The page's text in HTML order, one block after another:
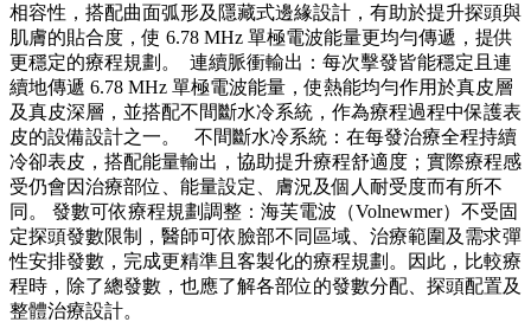
相容性，搭配曲面弧形及隱藏式邊緣設計，有助於提升探頭與
肌膚的貼合度，使 6.78 MHz 單極電波能量更均勻傳遞，提供
更穩定的療程規劃。 連續脈衝輸出：每次擊發皆能穩定且連
續地傳遞 6.78 MHz 單極電波能量，使熱能均勻作用於真皮層
及真皮深層，並搭配不間斷水冷系統，作為療程過程中保護表
皮的設備設計之一。 不間斷水冷系統：在每發治療全程持續
冷卻表皮，搭配能量輸出，協助提升療程舒適度；實際療程感
受仍會因治療部位、能量設定、膚況及個人耐受度而有所不
同。 發數可依療程規劃調整：海芙電波（Volnewmer）不受固
定探頭發數限制，醫師可依臉部不同區域、治療範圍及需求彈
性安排發數，完成更精準且客製化的療程規劃。因此，比較療
程時，除了總發數，也應了解各部位的發數分配、探頭配置及
整體治療設計。